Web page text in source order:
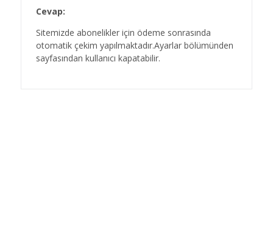
Cevap:
Sitemizde abonelikler için ödeme sonrasında
otomatik çekim yapılmaktadır.Ayarlar bölümünden
sayfasından kullanıcı kapatabilir.